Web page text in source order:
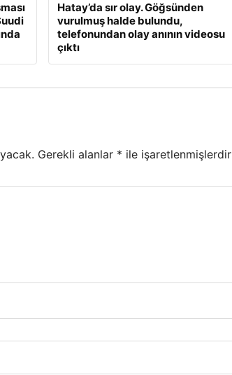
Hatay’da sır olay. Göğsünden
vurulmuş halde bulundu,
telefonundan olay anının videosu
çıktı
Gerekli alanlar * ile işaretlenmişlerdir